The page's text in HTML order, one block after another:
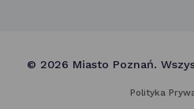
© 2026 Miasto Poznań.
Polityka